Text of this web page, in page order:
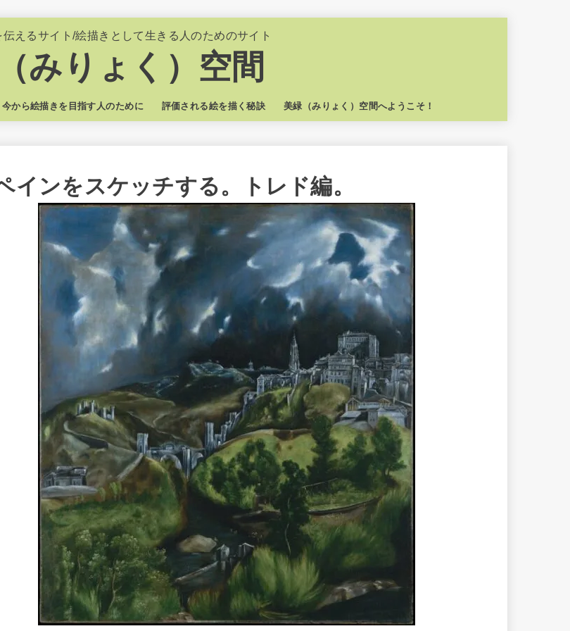
えるサイト/絵描きとして生きる人のためのサイト
みりょく）空間
今から絵描きを目指す人のために 評価される絵を描く秘訣 美緑（みりょく）空間へようこそ！
インをスケッチする。トレド編。